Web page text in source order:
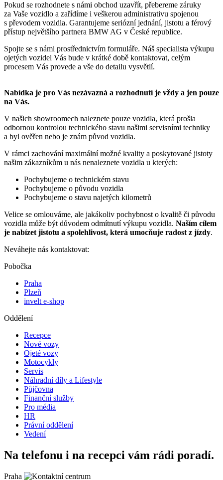
Pokud se rozhodnete s námi obchod uzavřít, přebereme záruky
za Vaše vozidlo a zařídíme i veškerou administrativu spojenou
s převodem vozidla. Garantujeme seriózní jednání, jistotu a férový
přístup největšího partnera BMW AG v České republice.
Spojte se s námi prostřednictvím formuláře. Náš specialista výkupu
ojetých vozidel Vás bude v krátké době kontaktovat, celým
procesem Vás provede a vše do detailu vysvětlí.
Nabídka je pro Vás nezávazná a rozhodnutí je vždy a jen pouze
na Vás.
V našich showroomech naleznete pouze vozidla, která prošla
odbornou kontrolou technického stavu našimi servisními techniky
a byl ověřen nebo je znám původ vozidla.
V rámci zachování maximální možné kvality a poskytované jistoty
našim zákazníkům u nás nenaleznete vozidla u kterých:
Pochybujeme o technickém stavu
Pochybujeme o původu vozidla
Pochybujeme o stavu najetých kilometrů
Velice se omlouváme, ale jakákoliv pochybnost o kvalitě či původu
vozidla může být důvodem odmítnutí výkupu vozidla. Naším cílem
je nabízet jistotu a spolehlivost, která umocňuje radost z jízdy.
Neváhejte nás kontaktovat:
Pobočka
Praha
Plzeň
invelt e-shop
Oddělení
Recepce
Nové vozy
Ojeté vozy
Motocykly
Servis
Náhradní díly a Lifestyle
Půjčovna
Finanční služby
Pro média
HR
Právní oddělení
Vedení
Na telefonu i na recepci vám rádi poradí.
Praha